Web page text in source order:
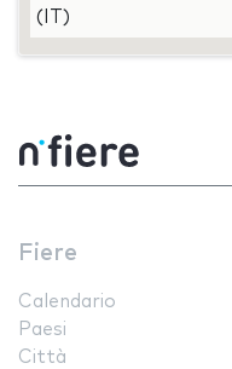
(IT)
Fiere
Calendario
Paesi
Città